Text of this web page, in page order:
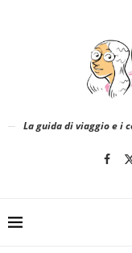
La guida di viaggio e i